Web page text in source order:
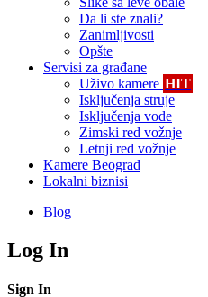
Da li ste znali?
Zanimljivosti
Opšte
Servisi za građane
Uživo kamere HIT
Isključenja struje
Isključenja vode
Zimski red vožnje
Letnji red vožnje
Kamere Beograd
Lokalni biznisi
Blog
Log In
Sign In